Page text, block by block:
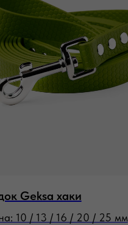
Geksa хаки
10 / 13 / 16 / 20 / 25 мм